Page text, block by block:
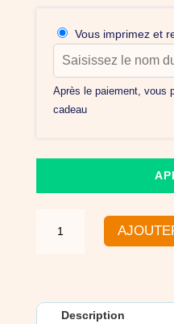
Vous imprimez et
Après le paiement, vous
cadeau
bien- Description